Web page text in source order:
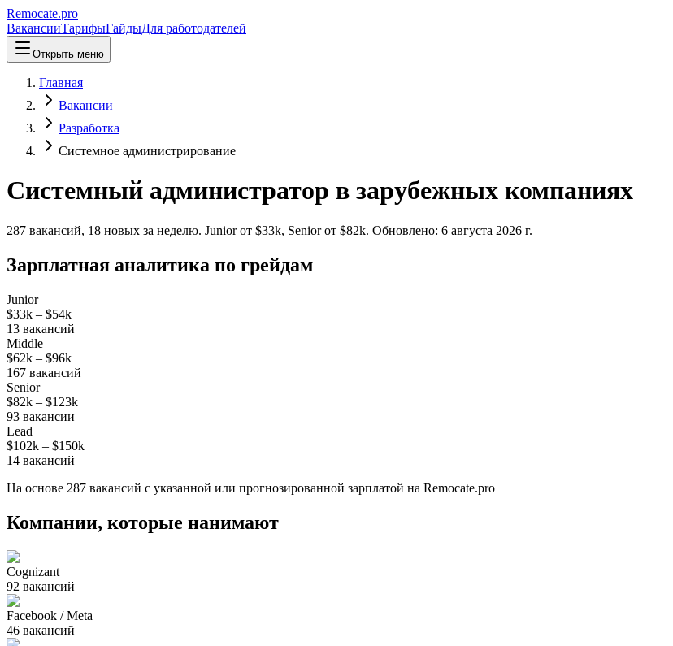
Remocate.pro
ВакансииТарифыГайдыДля работодателей
Открыть меню
Главная
Вакансии
Разработка
Системное администрирование
Системный администратор в зарубежных компаниях
287 вакансий, 18 новых за неделю. Junior от $33k, Senior от $82k. Обновлено: 6 августа 2026 г.
Зарплатная аналитика по грейдам
Junior
$33k – $54k
13 вакансий
Middle
$62k – $96k
167 вакансий
Senior
$82k – $123k
93 вакансии
Lead
$102k – $150k
14 вакансий
На основе 287 вакансий с указанной или прогнозированной зарплатой на Remocate.pro
Компании, которые нанимают
Cognizant
92 вакансий
Facebook / Meta
46 вакансий